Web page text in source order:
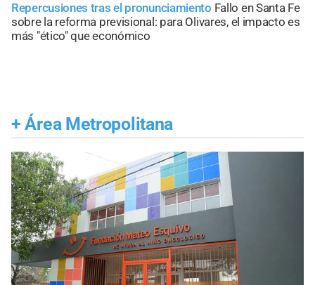
Repercusiones tras el pronunciamiento Fallo en Santa Fe
sobre la reforma previsional: para Olivares, el impacto es
más "ético" que económico
+ Área Metropolitana